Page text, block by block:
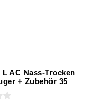
AC Nass-Trocken
+ Zubehör 35